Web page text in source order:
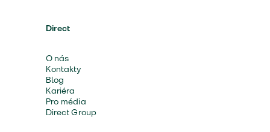
Direct
O nás
Kontakty
Blog
Kariéra
Pro média
Direct Group